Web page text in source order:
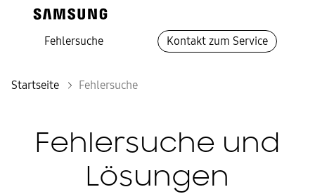
Fehlersuche Kontakt zum Service
Startseite Fehlersuche
Fehlersuche und
Lösungen